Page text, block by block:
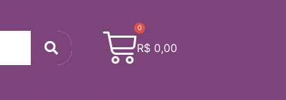
Search
R$ 0,00
0
Cart